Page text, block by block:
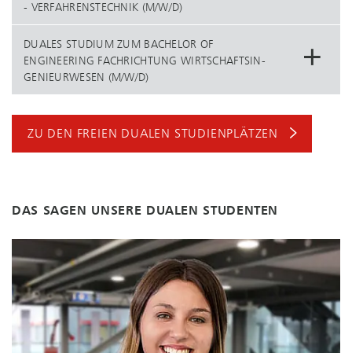
- VER­FAH­RENS­TECH­NIK (M/W/D)
DUALES STUDIUM ZUM BACHELOR OF
ENGINEERING FACHRICHTUNG WIRT­SCHAFTS­IN­
GE­NIEUR­WE­SEN (M/W/D)
ZU DEN FREIEN DUALEN STUDIENPLÄTZEN
DAS SAGEN UNSERE DUALEN STUDENTEN